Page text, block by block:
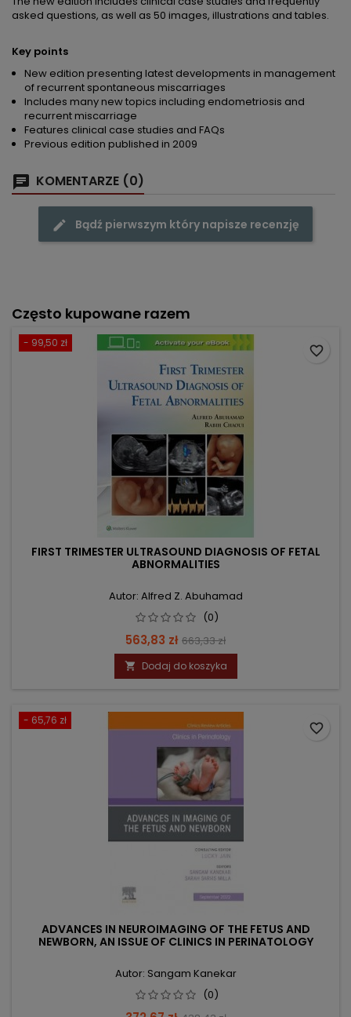
asked questions, as well as 50 images, illustrations and tables.
Key points
New edition presenting latest developments in management
of recurrent spontaneous miscarriages
Includes many new topics including endometriosis and
recurrent miscarriage
Features clinical case studies and FAQs
Previous edition published in 2009
KOMENTARZE (0)
Bądź pierwszym który napisze recenzję
Często kupowane razem
- 99,50 zł
FIRST TRIMESTER ULTRASOUND DIAGNOSIS OF FETAL
ABNORMALITIES
Autor: Alfred Z. Abuhamad
(0)
Cena
563,83 zł Cena
podstawowa
663,33 zł
 Dodaj do koszyka
favorite_border
- 65,76 zł
ADVANCES IN NEUROIMAGING OF THE FETUS AND
NEWBORN, AN ISSUE OF CLINICS IN PERINATOLOGY
Autor: Sangam Kanekar
(0)
favorite_border